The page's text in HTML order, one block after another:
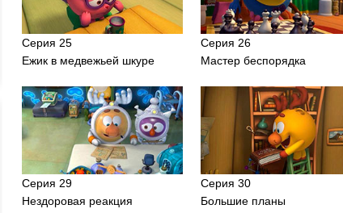
Серия 25
Ежик в медвежьей шкуре
Серия 26
Мастер беспорядка
Серия 29
Нездоровая реакция
Серия 30
Большие планы